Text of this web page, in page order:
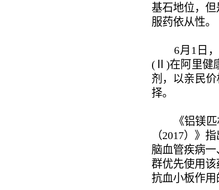
基石地位，
服药依从性。
6月1日，
(Ⅱ)在阿里健
剂，以亲民
择。
《铝镁匹
（2017）》
脑血管疾病
群优先使用
抗血小板作